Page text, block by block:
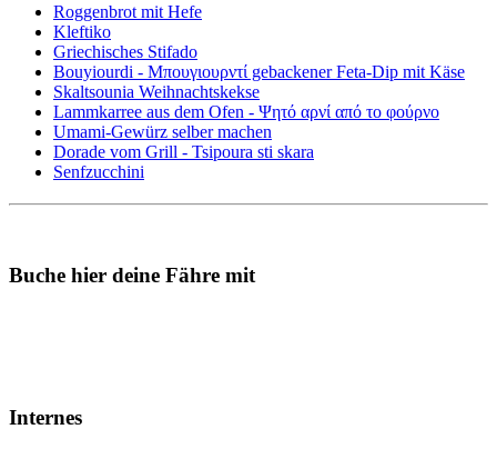
Roggenbrot mit Hefe
Kleftiko
Griechisches Stifado
Bouyiourdi - Μπουγιουρντί gebackener Feta-Dip mit Käse
Skaltsounia Weihnachtskekse
Lammkarree aus dem Ofen - Ψητό αρνί από το φούρνο
Umami-Gewürz selber machen
Dorade vom Grill - Tsipoura sti skara
Senfzucchini
Buche hier deine Fähre mit
Internes